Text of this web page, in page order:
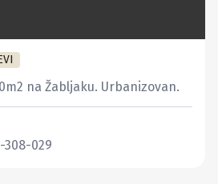
na Žabljaku. Urbanizovan.
308-029